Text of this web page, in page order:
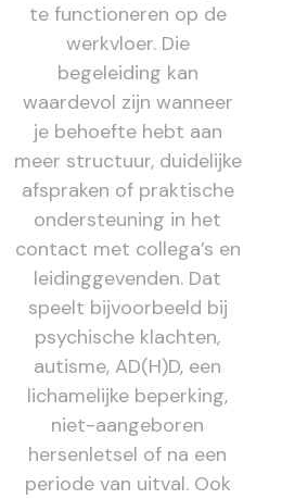
te functioneren op de
werkvloer. Die
begeleiding kan
waardevol zijn wanneer
je behoefte hebt aan
meer structuur, duidelijke
afspraken of praktische
ondersteuning in het
contact met collega’s en
leidinggevenden. Dat
speelt bijvoorbeeld bij
psychische klachten,
autisme, AD(H)D, een
lichamelijke beperking,
niet-aangeboren
hersenletsel of na een
periode van uitval. Ook